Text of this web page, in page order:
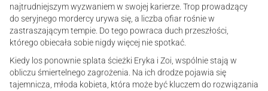
najtrudniejszym wyzwaniem w swojej karierze. Trop prowadzący
do seryjnego mordercy urywa się, a liczba ofiar rośnie w
zastraszającym tempie. Do tego powraca duch przeszłości,
którego obiecała sobie nigdy więcej nie spotkać.
Kiedy los ponownie splata ścieżki Eryka i Zoi, wspólnie stają w
obliczu śmiertelnego zagrożenia. Na ich drodze pojawia się
tajemnicza, młoda kobieta, która może być kluczem do rozwiązania